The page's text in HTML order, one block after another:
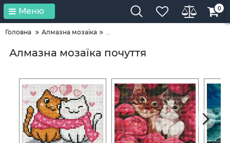
Меню 0
Головна Алмазна мозаїка ...
Алмазна мозаїка почуття